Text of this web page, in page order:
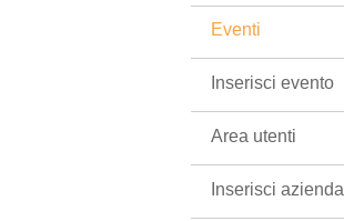
Eventi
Inserisci evento
Area utenti
Inserisci azienda